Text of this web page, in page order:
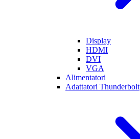
Display
HDMI
DVI
VGA
Alimentatori
Adattatori Thunderbolt